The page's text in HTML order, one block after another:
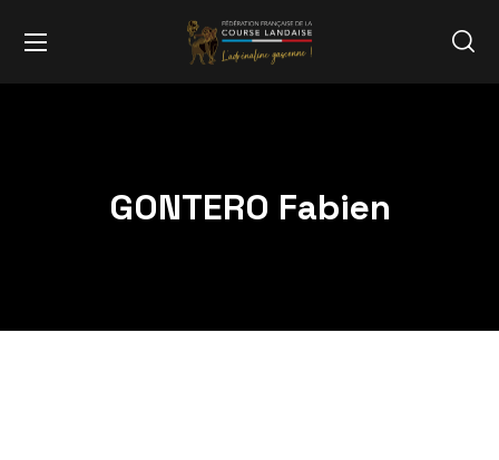
GONTERO Fabien